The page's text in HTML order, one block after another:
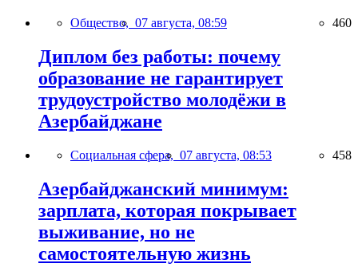
Общество, 07 августа, 08:59 460
Диплом без работы: почему
образование не гарантирует
трудоустройство молодёжи в
Азербайджане
Социальная сфера, 07 августа, 08:53 458
Азербайджанский минимум:
зарплата, которая покрывает
выживание, но не
самостоятельную жизнь